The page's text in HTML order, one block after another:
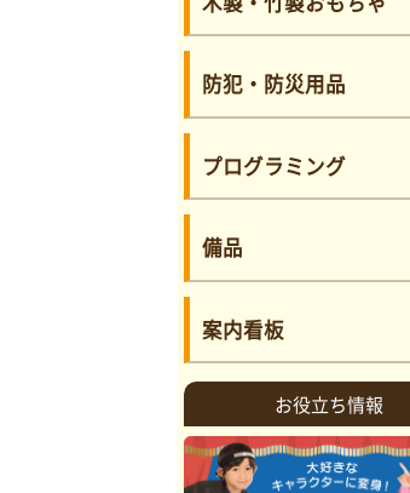
防犯・防災用品
プログラミング
備品
案内看板
お役立ち情報